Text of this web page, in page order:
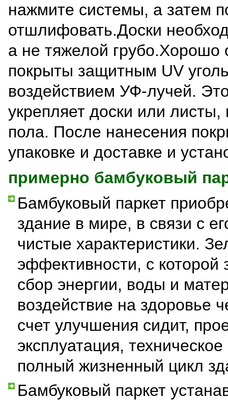
нажмите системы, а затем
отшлифовать.Доски
а не тяжелой
покрыты защитным UV
воздействием УФ-лучей.
укрепляет доски или
пола. После нанесения
упаковке и доставке и
примерно бамбуковый
Бамбуковый паркет
здание в мире, в связи с
чистые характеристики.
эффективности, с которой
сбор энергии, воды и
воздействие на здоровье
счет улучшения сидит,
эксплуатация,
полный жизненный цикл
Бамбуковый паркет